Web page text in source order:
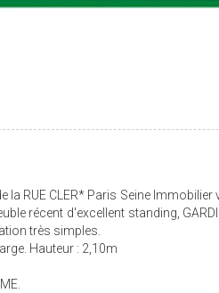
la RUE CLER* Paris Seine
récent d'excellent standing,
très simples.
Hauteur : 2,10m